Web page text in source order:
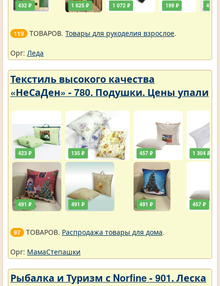
432 ₽ 1 625 ₽ 1 072 ₽ 199 ₽ 432 ₽
119 ТОВАРОВ. Товары для рукоделия взрослое.
Орг: Леда
Текстиль высокого качества
«НеСаДен» - 780. Подушки. Цены упали
423 ₽
491 ₽
135 ₽
491 ₽
457 ₽
491 ₽
1 304 ₽
457 ₽
97 ТОВАРОВ. Распродажа товары для дома.
Орг: МамаСтепашки
Рыбалка и Туризм с Norfine - 901. Леска